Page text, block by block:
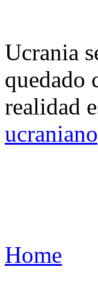
Ucrania
quedado
realidad
Home